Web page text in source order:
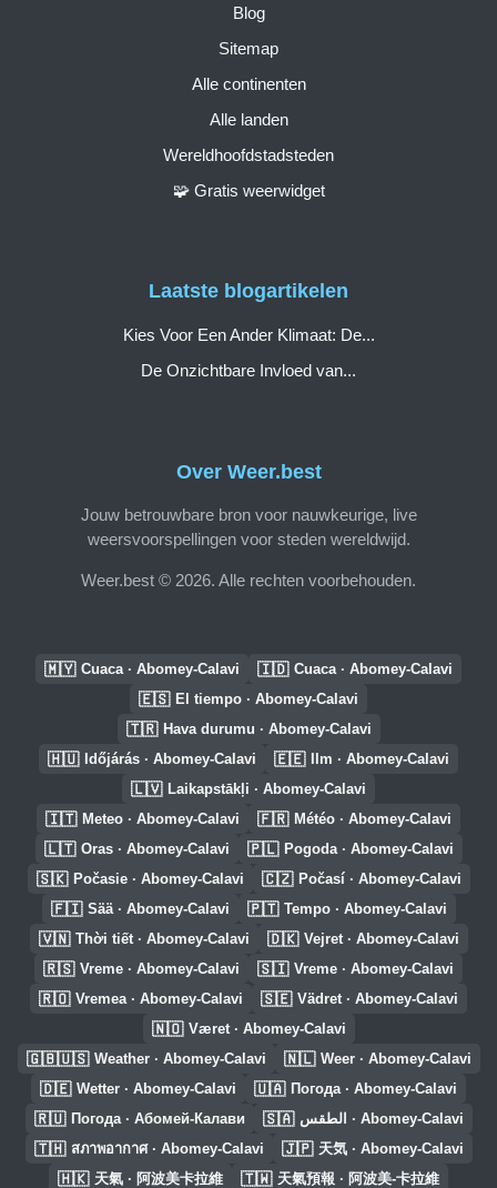
Over Weer.best
Jouw betrouwbare bron voor nauwkeurige, live
weersvoorspellingen voor steden wereldwijd.
Weer.best © 2026. Alle rechten voorbehouden.
Blog
Sitemap
Alle continenten
Alle landen
Wereldhoofdstadsteden
🧩 Gratis weerwidget
Laatste blogartikelen
Kies Voor Een Ander Klimaat: De...
De Onzichtbare Invloed van...
🇲🇾 Cuaca · Abomey-Calavi 🇮🇩 Cuaca · Abomey-Calavi
🇪🇸 El tiempo · Abomey-Calavi
🇹🇷 Hava durumu · Abomey-Calavi
🇭🇺 Időjárás · Abomey-Calavi 🇪🇪 Ilm · Abomey-Calavi
🇱🇻 Laikapstākļi · Abomey-Calavi
🇮🇹 Meteo · Abomey-Calavi 🇫🇷 Météo · Abomey-Calavi
🇱🇹 Oras · Abomey-Calavi 🇵🇱 Pogoda · Abomey-Calavi
🇸🇰 Počasie · Abomey-Calavi 🇨🇿 Počasí · Abomey-Calavi
🇫🇮 Sää · Abomey-Calavi 🇵🇹 Tempo · Abomey-Calavi
🇻🇳 Thời tiết · Abomey-Calavi 🇩🇰 Vejret · Abomey-Calavi
🇷🇸 Vreme · Abomey-Calavi 🇸🇮 Vreme · Abomey-Calavi
🇷🇴 Vremea · Abomey-Calavi 🇸🇪 Vädret · Abomey-Calavi
🇳🇴 Været · Abomey-Calavi
🇬🇧🇺🇸 Weather · Abomey-Calavi 🇳🇱 Weer · Abomey-Calavi
🇩🇪 Wetter · Abomey-Calavi 🇺🇦 Погода · Abomey-Calavi
🇷🇺 Погода · Абомей-Калави 🇸🇦 الطقس · Abomey-Calavi
🇹🇭 สภาพอากาศ · Abomey-Calavi 🇯🇵 天気 · Abomey-Calavi
🇭🇰 天氣 · 阿波美卡拉維 🇹🇼 天氣預報 · 阿波美-卡拉維